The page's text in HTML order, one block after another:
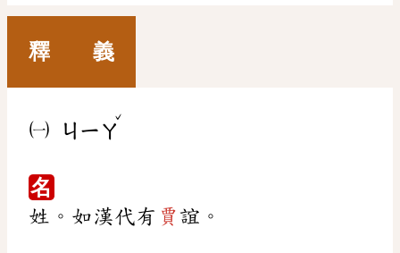
釋 義
㈠ ㄐㄧㄚ
ˇ
名
姓。如漢代有 賈 誼。